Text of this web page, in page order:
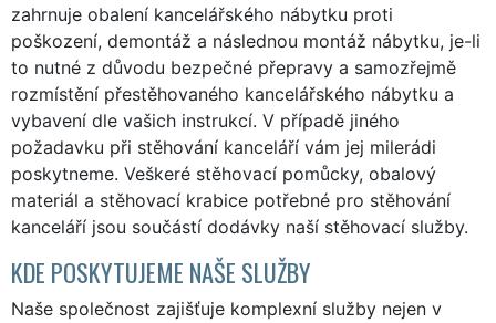
zahrnuje obalení kancelářského nábytku proti
poškození, demontáž a následnou montáž nábytku, je-li
to nutné z důvodu bezpečné přepravy a samozřejmě
rozmístění přestěhovaného kancelářského nábytku a
vybavení dle vašich instrukcí. V případě jiného
požadavku při stěhování kanceláří vám jej milerádi
poskytneme. Veškeré stěhovací pomůcky, obalový
materiál a stěhovací krabice potřebné pro stěhování
kanceláří jsou součástí dodávky naší stěhovací služby.
KDE POSKYTUJEME NAŠE SLUŽBY
Naše společnost zajišťuje komplexní služby nejen v